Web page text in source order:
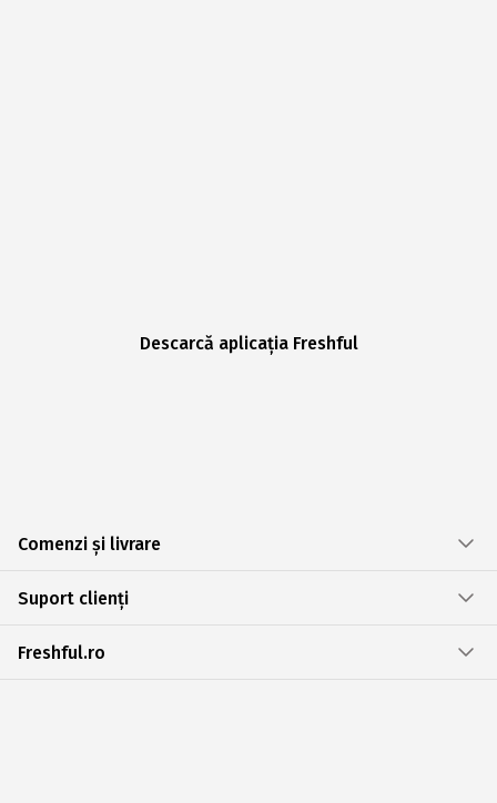
Descarcă aplicația Freshful
Comenzi și livrare
Suport clienți
Freshful.ro